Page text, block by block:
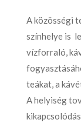
A közösségi
színhelye is
vízforraló,
teákat, a
A helyiség